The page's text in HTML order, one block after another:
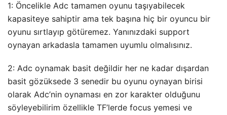
1: Öncelikle Adc tamamen oyunu taşıyabilecek
kapasiteye sahiptir ama tek başına hiç bir oyuncu bir
oyunu sırtlayıp götüremez. Yanınızdaki support
oynayan arkadasla tamamen uyumlu olmalısınız.
2: Adc oynamak basit değildir her ne kadar dışardan
basit gözüksede 3 senedir bu oyunu oynayan birisi
olarak Adc’nin oynaması en zor karakter olduğunu
söyleyebilirim özellikle TF’lerde focus yemesi ve